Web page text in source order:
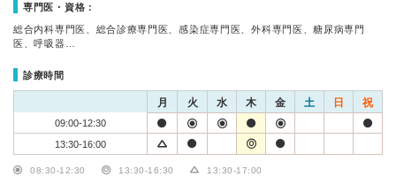
専門医・資格：
総合内科専門医、総合診療専門医、感染症専門医、外科専門医、糖尿病専門
医、呼吸器…
診療時間
月 火 水 木 金 土 日 祝
09:00-12:30
13:30-16:00
08:30-12:30 13:30-16:30 13:30-17:00